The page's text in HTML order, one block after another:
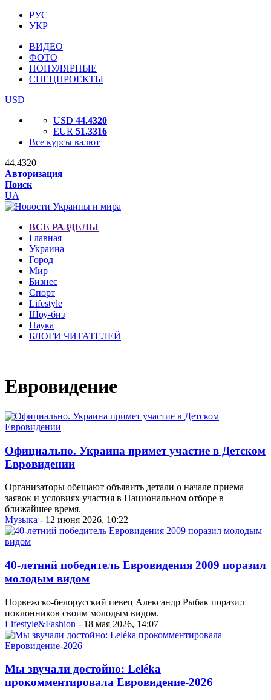
РУС
УКР
ВИДЕО
ФОТО
ПОПУЛЯРНЫЕ
СПЕЦПРОЕКТЫ
USD
USD 44.4320
EUR 51.3316
Все курсы валют
44.4320
Авторизация
Поиск
UA
ВСЕ РАЗДЕЛЫ
Главная
Украина
Город
Мир
Бизнес
Спорт
Lifestyle
Шоу-биз
Наука
БЛОГИ ЧИТАТЕЛЕЙ
Евровидение
Официально. Украина примет участие в Детском
Евровидении
Организаторы обещают объявить детали о начале приема
заявок и условиях участия в Национальном отборе в
ближайшее время.
Музыка - 12 июня 2026, 10:22
40-летний победитель Евровидения 2009 поразил
молодым видом
Норвежско-белорусский певец Александр Рыбак поразил
поклонников своим молодым видом.
Lifestyle&Fashion - 18 мая 2026, 14:07
Мы звучали достойно: Leléka
прокомментировала Евровидение-2026